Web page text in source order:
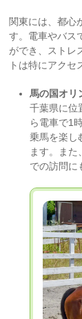
関東には、都心
す。電車やバス
ができ、ストレ
トは特にアクセ
馬の国オリ
千葉県に位
ら電車で1
乗馬を楽し
ます。また
での訪問に